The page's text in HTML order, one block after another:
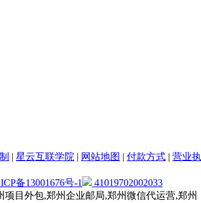
| 星云互联学院 | 网站地图 | 付款方式 | 营业执
备13001676号-1
41019702002033
目外包,郑州企业邮局,郑州微信代运营,郑州